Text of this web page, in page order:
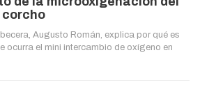
corcho
Augusto Román, explica por qué es
ocurra el mini intercambio de oxígeno en